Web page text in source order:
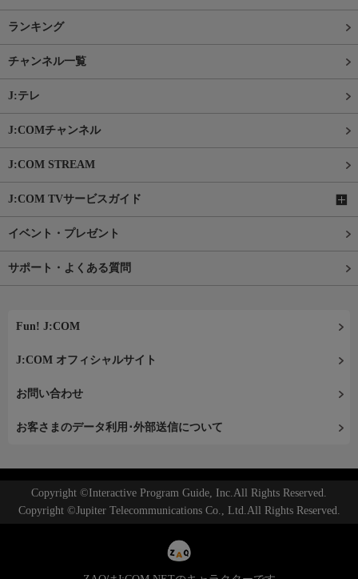
ランキング
チャンネル一覧
J:テレ
J:COMチャンネル
J:COM STREAM
J:COM TVサービスガイド
イベント・プレゼント
サポート・よくある質問
Fun! J:COM
J:COM オフィシャルサイト
お問い合わせ
お客さまのデータ利用･外部送信について
Copyright ©Interactive Program Guide, Inc.All Rights Reserved.
Copyright ©Jupiter Telecommunications Co., Ltd.All Rights Reserved.